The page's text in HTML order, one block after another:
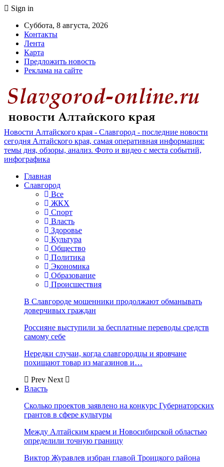
Sign in
Суббота, 8 августа, 2026
Контакты
Лента
Карта
Предложить новость
Реклама на сайте
Новости Алтайского края - Славгород - последние новости
сегодня Алтайского края, самая оперативная информация:
темы дня, обзоры, анализ. Фото и видео с места событий,
инфографика
Главная
Славгород
Все
ЖКХ
Спорт
Власть
Здоровье
Культура
Общество
Политика
Экономика
Образование
Происшествия
В Славгороде мошенники продолжают обманывать
доверчивых граждан
Россияне выступили за бесплатные переводы средств
самому себе
Нередки случаи, когда славгородцы и яровчане
похищают товар из магазинов и…
Prev Next
Власть
Сколько проектов заявлено на конкурс Губернаторских
грантов в сфере культуры
Между Алтайским краем и Новосибирской областью
определили точную границу
Виктор Журавлев избран главой Троицкого района